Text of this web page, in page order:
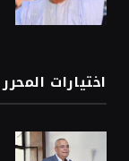
اختيارات المحرر